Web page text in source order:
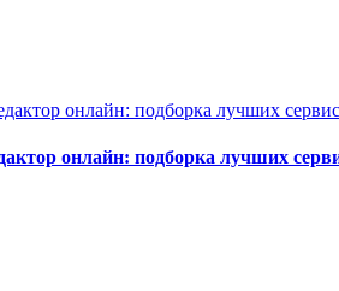
онлайн: подборка лучших